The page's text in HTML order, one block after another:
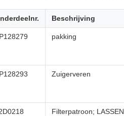
Beschrijving
pakking
Zuigerveren
Filterpatroon; LASSEN